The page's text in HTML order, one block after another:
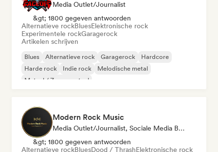
Media Outlet/Journalist
&gt; 1800 gegeven antwoorden
Alternatieve rockBluesElektronische rock
Experimentele rockGaragerock
Artikelen schrijven
Blues Alternatieve rock Garagerock
Hardcore
Harde rock
Indie rock
Melodische metal
Metaal / Zwaar metaal
Modern Rock Music
Media Outlet/Journalist, Sociale Media Beïnvloeder
&gt; 1800 gegeven antwoorden
Alternatieve rockBluesDood / ThrashElektronische rock